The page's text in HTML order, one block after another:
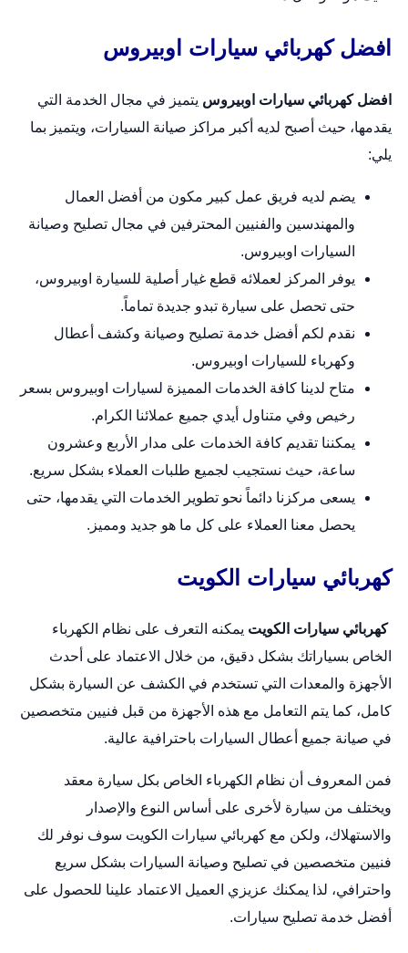
افضل كهربائي سيارات اوبيروس
افضل كهربائي سيارات اوبيروس يتميز في مجال الخدمة التي
يقدمها، حيث أصبح لديه أكبر مراكز صيانة السيارات، ويتميز بما
يلي:
يضم لديه فريق عمل كبير مكون من أفضل العمال
والمهندسين والفنيين المحترفين في مجال تصليح وصيانة
السيارات اوبيروس.
يوفر المركز لعملائه قطع غيار أصلية للسيارة اوبيروس،
حتى تحصل على سيارة تبدو جديدة تماماً.
نقدم لكم أفضل خدمة تصليح وصيانة وكشف أعطال
وكهرباء للسيارات اوبيروس.
متاح لدينا كافة الخدمات المميزة لسيارات اوبيروس بسعر
رخيص وفي متناول أيدي جميع عملائنا الكرام.
يمكننا تقديم كافة الخدمات على مدار الأربع وعشرون
ساعة، حيث نستجيب لجميع طلبات العملاء بشكل سريع.
يسعى مركزنا دائماً نحو تطوير الخدمات التي يقدمها، حتى
يحصل معنا العملاء على كل ما هو جديد ومميز.
كهربائي سيارات الكويت
كهربائي سيارات الكويت يمكنه التعرف على نظام الكهرباء
الخاص بسياراتك بشكل دقيق، من خلال الاعتماد على أحدث
الأجهزة والمعدات التي تستخدم في الكشف عن السيارة بشكل
كامل، كما يتم التعامل مع هذه الأجهزة من قبل فنيين متخصصين
في صيانة جميع أعطال السيارات باحترافية عالية.
فمن المعروف أن نظام الكهرباء الخاص بكل سيارة معقد
ويختلف من سيارة لأخرى على أساس النوع والإصدار
والاستهلاك، ولكن مع كهربائي سيارات الكويت سوف نوفر لك
فنيين متخصصين في تصليح وصيانة السيارات بشكل سريع
واحترافي، لذا يمكنك عزيزي العميل الاعتماد علينا للحصول على
أفضل خدمة تصليح سيارات.